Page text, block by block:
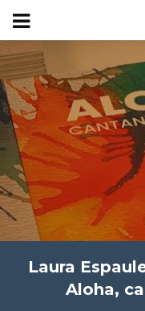
Laura
Aloha,